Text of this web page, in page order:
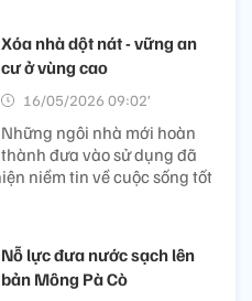
Xóa nhà dột nát - vững an
cư ở vùng cao
16/05/2026 09:02’
Những ngôi nhà mới hoàn
thành đưa vào sử dụng đã
niềm tin về cuộc sống tốt
Nỗ lực đưa nước sạch lên
bản Mông Pà Cò